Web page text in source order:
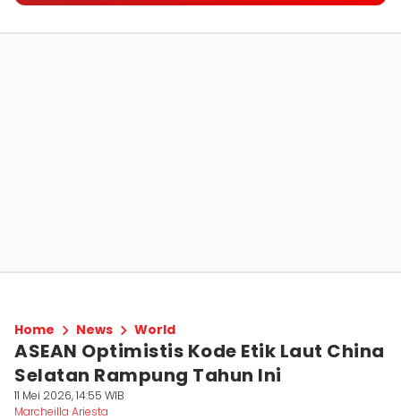
Home News World
ASEAN Optimistis Kode Etik Laut China
Selatan Rampung Tahun Ini
11 Mei 2026, 14:55 WIB
Marcheilla Ariesta